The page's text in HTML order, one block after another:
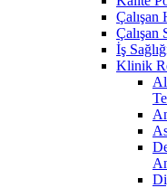
Çalışan
Çalışan
İş
Klinik